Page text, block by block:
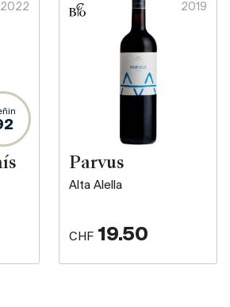
2022
2019
Parvus
Alta Alella
CHF 19.50